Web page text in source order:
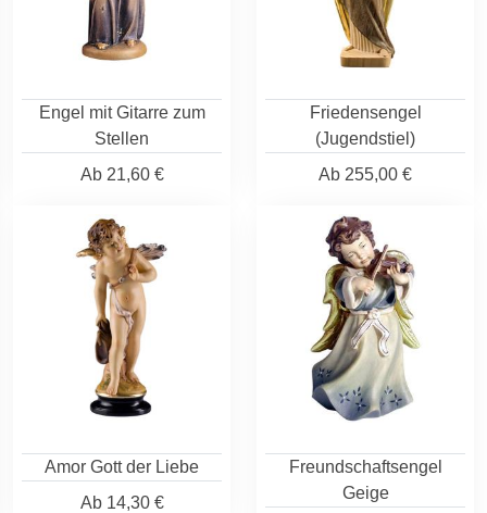
Engel mit Gitarre zum
Stellen
Ab21,60 €
Friedensengel
(Jugendstiel)
Ab 255,00 €
Amor Gott der Liebe
Ab14,30 €
Freundschaftsengel
Geige